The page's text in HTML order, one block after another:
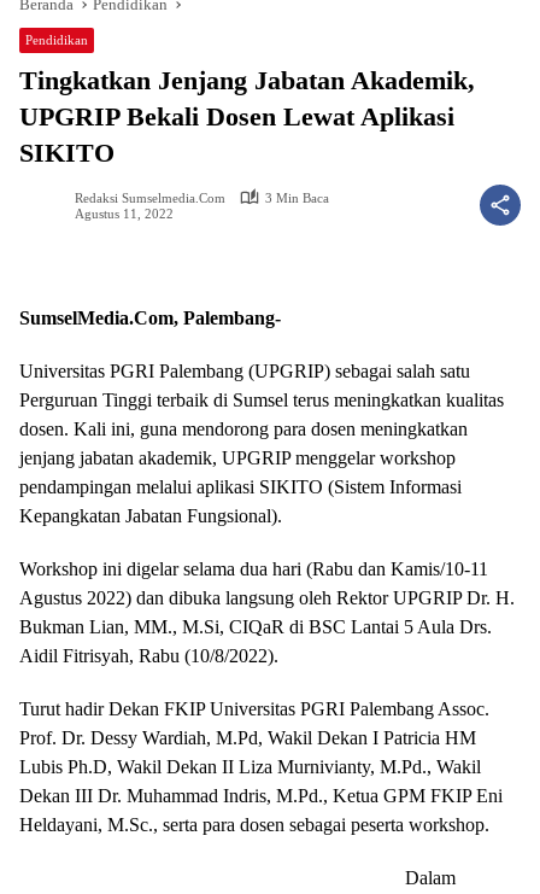
Beranda Pendidikan
Pendidikan
Tingkatkan Jenjang Jabatan Akademik,
UPGRIP Bekali Dosen Lewat Aplikasi
SIKITO
Redaksi Sumselmedia.com
3 Min Baca
Agustus 11, 2022
SumselMedia.Com, Palembang-
Universitas PGRI Palembang (UPGRIP) sebagai salah satu
Perguruan Tinggi terbaik di Sumsel terus meningkatkan kualitas
dosen. Kali ini, guna mendorong para dosen meningkatkan
jenjang jabatan akademik, UPGRIP menggelar workshop
pendampingan melalui aplikasi SIKITO (Sistem Informasi
Kepangkatan Jabatan Fungsional).
Workshop ini digelar selama dua hari (Rabu dan Kamis/10-11
Agustus 2022) dan dibuka langsung oleh Rektor UPGRIP Dr. H.
Bukman Lian, MM., M.Si, CIQaR di BSC Lantai 5 Aula Drs.
Aidil Fitrisyah, Rabu (10/8/2022).
Turut hadir Dekan FKIP Universitas PGRI Palembang Assoc.
Prof. Dr. Dessy Wardiah, M.Pd, Wakil Dekan I Patricia HM
Lubis Ph.D, Wakil Dekan II Liza Murnivianty, M.Pd., Wakil
Dekan III Dr. Muhammad Indris, M.Pd., Ketua GPM FKIP Eni
Heldayani, M.Sc., serta para dosen sebagai peserta workshop.
Dalam